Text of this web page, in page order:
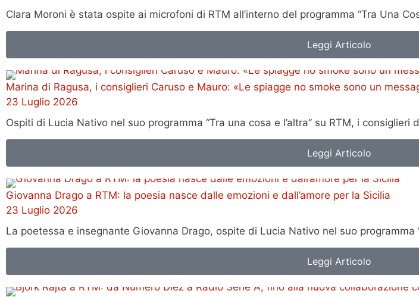
Clara Moroni è stata ospite ai microfoni di RTM all’interno del programma “Tra Una
Leggi Articolo
Marina di Ragusa, i consiglieri Caruso e Mauro: «Le spiagge no smoke sono un
23 Luglio 2026
Ospiti di Lucia Nativo nel suo programma “Tra una cosa e l’altra” su RTM, i consiglieri
Leggi Articolo
Giovanna Drago a RTM: la poesia nasce dalle emozioni e dall’amore per la Sicilia
23 Luglio 2026
La poetessa e insegnante Giovanna Drago, ospite di Lucia Nativo nel suo programma
Leggi Articolo